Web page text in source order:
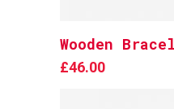
Wooden
£46.00